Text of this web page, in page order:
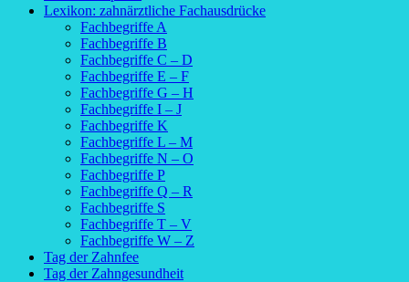
Lexikon: zahnärztliche Fachausdrücke
Fachbegriffe A
Fachbegriffe B
Fachbegriffe C – D
Fachbegriffe E – F
Fachbegriffe G – H
Fachbegriffe I – J
Fachbegriffe K
Fachbegriffe L – M
Fachbegriffe N – O
Fachbegriffe P
Fachbegriffe Q – R
Fachbegriffe S
Fachbegriffe T – V
Fachbegriffe W – Z
Tag der Zahnfee
Tag der Zahngesundheit